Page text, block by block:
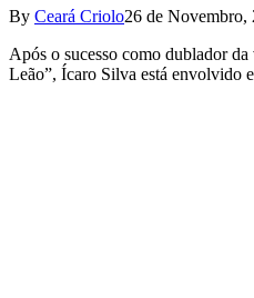
By Ceará Criolo26 de Novembro,
Após o sucesso como dublador
Leão”, Ícaro Silva está envolvido